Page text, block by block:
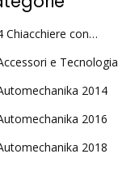
Chiacchiere con…
e Tecnologia
2014
2016
2018